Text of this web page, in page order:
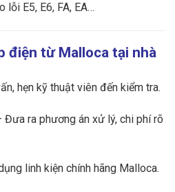
lỗi E5, E6, FA, EA…
điện từ Malloca tại nhà
hẹn kỹ thuật viên đến kiểm tra.
Đưa ra phương án xử lý, chi phí rõ
linh kiện chính hãng Malloca.